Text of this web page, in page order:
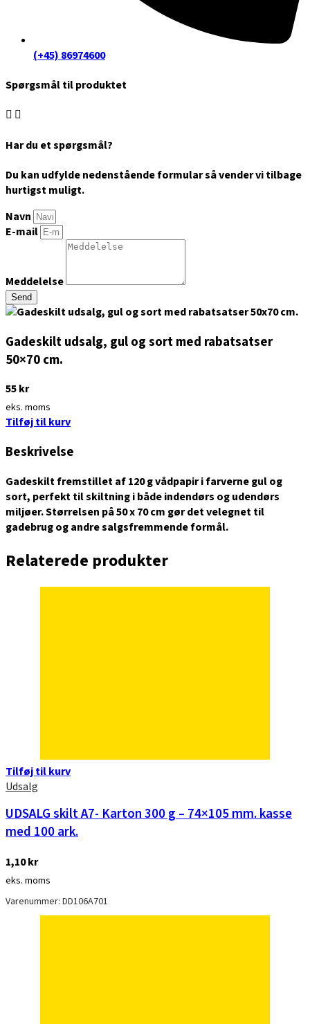
(+45) 86974600
Spørgsmål til produktet
Har du et spørgsmål?
Du kan udfylde nedenstående formular så vender vi tilbage
hurtigst muligt.
Navn
E-mail
Meddelelse
Send
Gadeskilt udsalg, gul og sort med rabatsatser
50×70 cm.
55kr
eks. moms
Tilføj til kurv
Beskrivelse
Gadeskilt fremstillet af 120 g vådpapir i farverne gul og
sort, perfekt til skiltning i både indendørs og udendørs
miljøer. Størrelsen på 50 x 70 cm gør det velegnet til
gadebrug og andre salgsfremmende formål.
Relaterede produkter
Tilføj til kurv
Udsalg
UDSALG skilt A7- Karton 300 g – 74×105 mm. kasse
med 100 ark.
1,10kr
eks. moms
Varenummer: DD106A701